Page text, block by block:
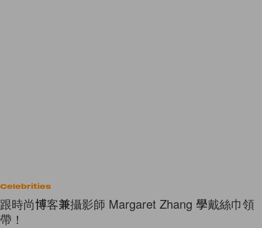
Celebrities
跟時尚博客兼攝影師 Margaret Zhang 學戴絲巾領
帶！